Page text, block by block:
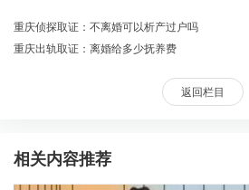
重庆侦探取证：不离婚可以析产过户吗
重庆出轨取证：离婚给多少抚养费
返回栏目
相关内容推荐